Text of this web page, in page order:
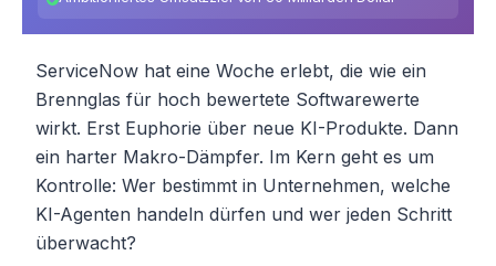
ServiceNow hat eine Woche erlebt, die wie ein
Brennglas für hoch bewertete Softwarewerte
wirkt. Erst Euphorie über neue KI-Produkte. Dann
ein harter Makro-Dämpfer. Im Kern geht es um
Kontrolle: Wer bestimmt in Unternehmen, welche
KI-Agenten handeln dürfen und wer jeden Schritt
überwacht?